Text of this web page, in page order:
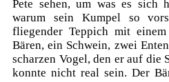
Pete sehen, um was es sich
warum sein Kumpel so
fliegender Teppich mit
Bären, ein Schwein, zwei
scharzen Vogel, den er auf
konnte nicht real sein. Der